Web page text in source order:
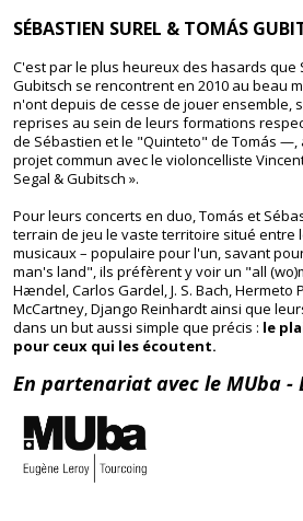
SÉBASTIEN SUREL & TOMÁS
C'est par le plus heureux des hasards que
Gubitsch se rencontrent en 2010 au beau
n'ont depuis de cesse de jouer ensemble,
reprises au sein de leurs formations
de Sébastien et le "Quinteto" de Tomás —,
projet commun avec le violoncelliste
Segal & Gubitsch ».
Pour leurs concerts en duo, Tomás et
terrain de jeu le vaste territoire situé entre
musicaux – populaire pour l'un, savant
man's land", ils préfèrent y voir un "all
Hændel, Carlos Gardel, J. S. Bach, Hermeto
McCartney, Django Reinhardt ainsi que
dans un but aussi simple que précis : le
pour ceux qui les écoutent.
En partenariat avec le MUba -